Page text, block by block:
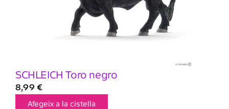
SCHLEICH Toro negro
8,99 €
Afegeix a la cistella